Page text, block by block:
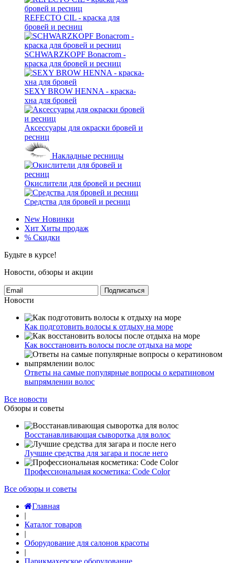
REFECTO CIL - краска для
бровей и ресниц
SCHWARZKOPF Bonacrom -
краска для бровей и ресниц
SEXY BROW HENNA - краска-
хна для бровей
Аксессуары для окраски бровей и
ресниц
Накладные ресницы
Окислители для бровей и ресниц
Средства для бровей и ресниц
New Новинки
Хит Хиты продаж
% Скидки
Будьте в курсе!
Новости, обзоры и акции
Подписаться
Новости
Как подготовить волосы к отдыху на море
Как восстановить волосы после отдыха на море
Ответы на самые популярные вопросы о кератиновом
выпрямлении волос
Все новости
Обзоры и советы
Восстанавливающая сыворотка для волос
Лучшие средства для загара и после него
Профессиональная косметика: Code Color
Все обзоры и советы
Главная
|
Каталог товаров
|
Оборудование для салонов красоты
|
Парикмахерское оборудование